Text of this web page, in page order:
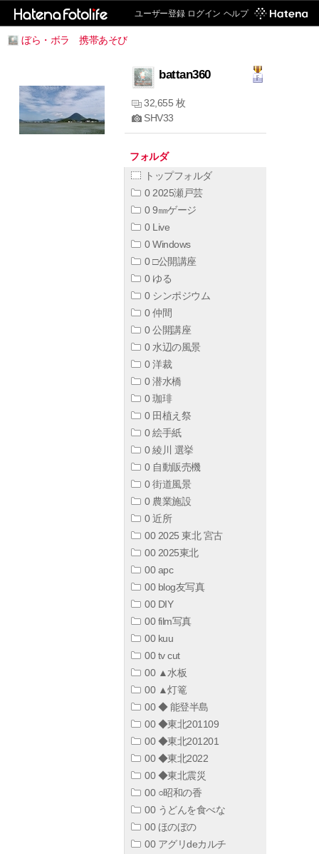
ユーザー登録 ログイン ヘルプ
ぼら・ボラ 携帯あそび
battan360
32,655 枚
SHV33
フォルダ
トップフォルダ
0 2025瀬戸芸
0 9㎜ゲージ
0 Live
0 Windows
0 □公開講座
0 ゆる
0 シンポジウム
0 仲間
0 公開講座
0 水辺の風景
0 洋裁
0 潜水橋
0 珈琲
0 田植え祭
0 絵手紙
0 綾川 選挙
0 自動販売機
0 街道風景
0 農業施設
0 近所
00 2025 東北 宮古
00 2025東北
00 apc
00 blog友写真
00 DIY
00 film写真
00 kuu
00 tv cut
00 ▲水板
00 ▲灯篭
00 ◆ 能登半島
00 ◆東北201109
00 ◆東北201201
00 ◆東北2022
00 ◆東北震災
00 ○昭和の香
00 うどんを食べな
00 ほのぼの
00 アグリdeカルチ